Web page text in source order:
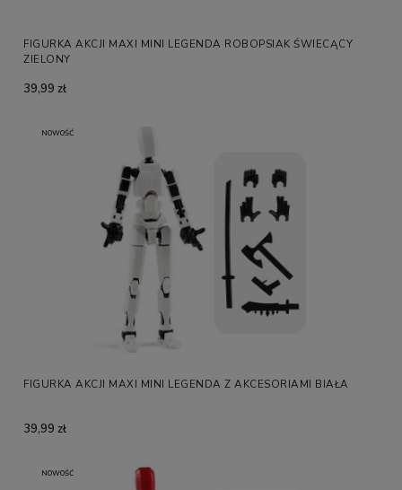
FIGURKA AKCJI MAXI MINI LEGENDA ROBOPSIAK ŚWIECĄCY
ZIELONY
39,99 zł
FIGURKA AKCJI MAXI MINI LEGENDA Z AKCESORIAMI BIAŁA
39,99 zł
NOWOŚĆ
NOWOŚĆ